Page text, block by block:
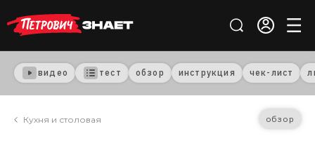
видео тест обзор инструкция чек-лист
Кухня и столовая обзор